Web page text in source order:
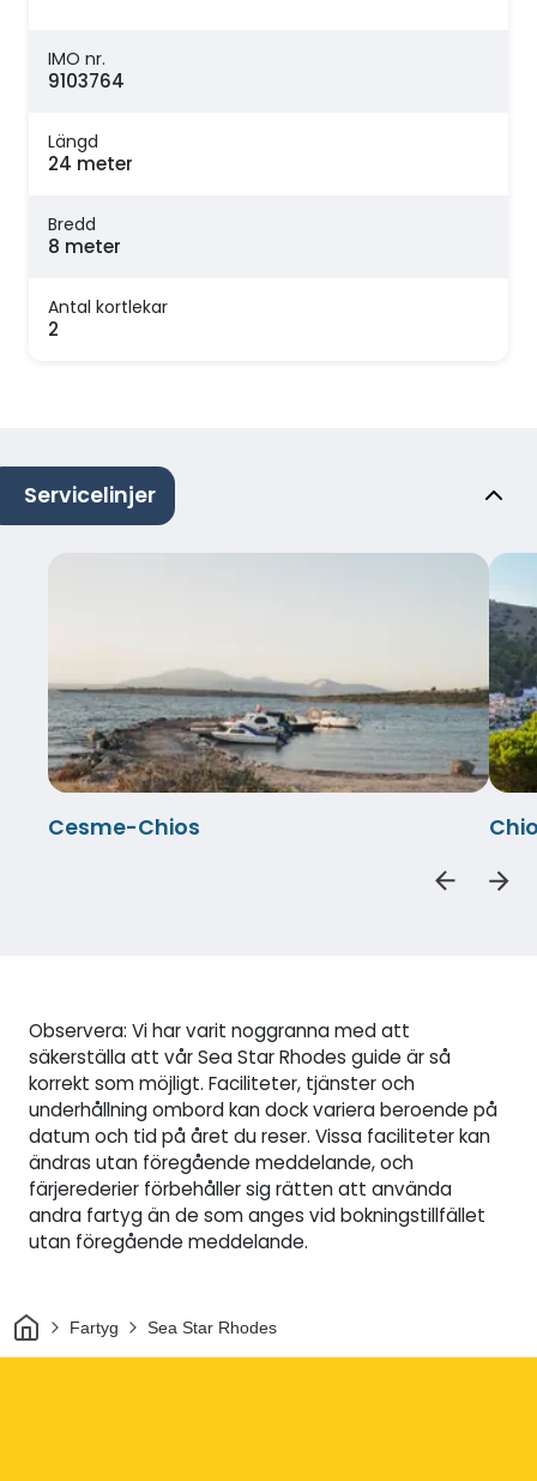
IMO nr.
9103764
Längd
24 meter
Bredd
8 meter
Antal kortlekar
2
Servicelinjer
Cesme-Chios
Observera: Vi har varit noggranna med att
säkerställa att vår Sea Star Rhodes guide är så
korrekt som möjligt. Faciliteter, tjänster och
underhållning ombord kan dock variera beroende på
datum och tid på året du reser. Vissa faciliteter kan
ändras utan föregående meddelande, och
färjerederier förbehåller sig rätten att använda
andra fartyg än de som anges vid bokningstillfället
utan föregående meddelande.
HemFartyg Sea Star Rhodes